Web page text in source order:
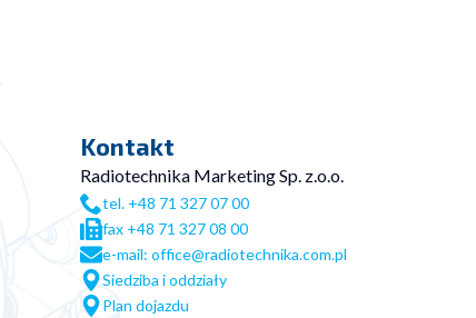
Kontakt
Radiotechnika Marketing Sp. z.o.o.
tel. +48 71 327 07 00
fax +48 71 327 08 00
e-mail: office@radiotechnika.com.pl
Siedziba i oddziały
Plan dojazdu